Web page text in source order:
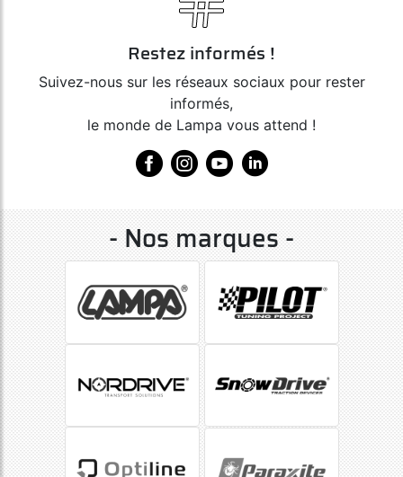
Restez informés !
Suivez-nous sur les réseaux sociaux pour rester
informés,
le monde de Lampa vous attend !
- Nos marques -